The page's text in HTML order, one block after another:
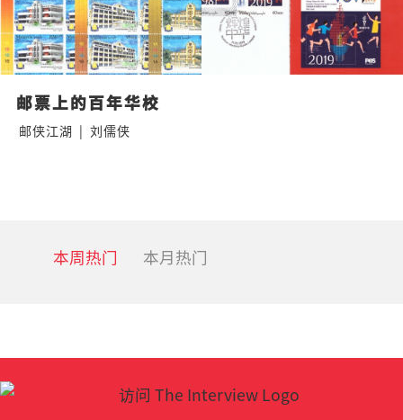
邮票上的百年华校
邮侠江湖 | 刘儒侠
本周热门 本月热门